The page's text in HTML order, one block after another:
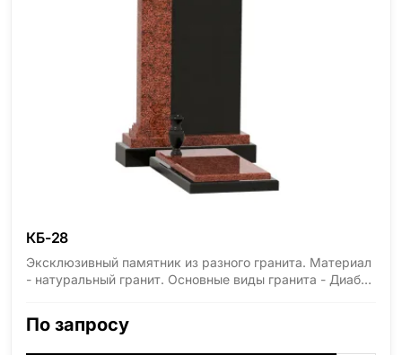
КБ-28
Эксклюзивный памятник из разного гранита. Материал
- натуральный гранит. Основные виды гранита - Диабаз
(Украина, Житомерская область), Лабродарит
По запросу